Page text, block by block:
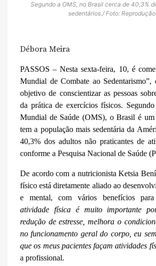
Segundo a OMS, no Brasil cerca de 40,3%
sedentários./ Foto: Reprodução.
Débora Meira
PASSOS –Nesta sexta-feira, 10, é
Mundial de Combate ao Sedentarismo”,
objetivo de conscientizar as pessoas
da prática de exercícios físicos.
Mundial de Saúde (OMS), o Brasil é um
tem a população mais sedentária da
40,3% dos adultos não praticantes de
conforme a Pesquisa Nacional de Saúde
De acordo com a nutricionista Ketsia
físicoestá diretamente aliado ao
e mental, com vários benefícios
atividade física é muito importante
redução de estresse, melhora o
no funcionamento geral do corpo, eu
que os meus pacientes façam atividades
a profissional.